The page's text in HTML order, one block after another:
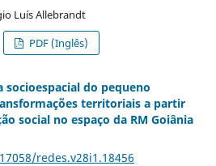
Luís Allebrandt
PDF (Inglês)
socioespacial do pequeno
territoriais a partir
social no espaço da RM Goiânia
redes.v28i1.18456